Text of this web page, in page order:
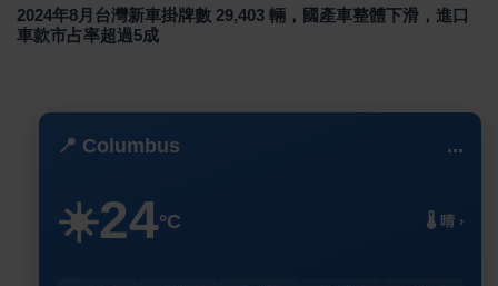
2024年8月台灣新車掛牌數 29,403 輛，國產車整體下滑，進口
車款市占率超過5成
📍 Columbus ...
☀️24°C 🌡️ 晴 ›